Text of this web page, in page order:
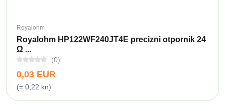
Royalohm
Royalohm HP122WF240JT4E precizni otpornik 24
Ω ...
(0)
0,03 EUR
(= 0,22 kn)